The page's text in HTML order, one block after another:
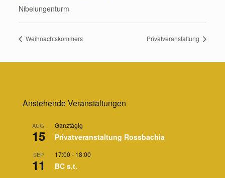
Nibelungenturm
Weihnachtskommers Privatveranstaltung
Anstehende Veranstaltungen
AUG.
15
Ganztägig
Privatveranstaltung Rossbachia
SEP.
11
17:00 - 18:00
BC s.t.